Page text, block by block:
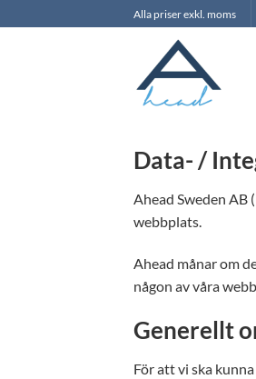
to
Alla priser exkl. moms
Data- /
Ahead Sweden AB
webbplats.
Ahead månar om
någon av våra
Generellt
För att vi ska